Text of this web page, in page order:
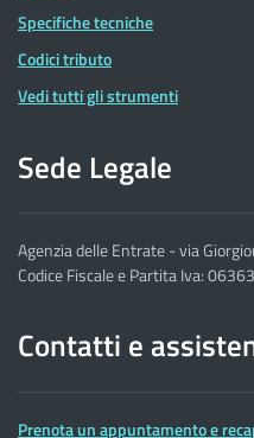
Specifiche tecniche
Codici tributo
Vedi tutti gli strumenti
Sede Legale
Agenzia delle Entrate - via
Codice Fiscale e Partita Iva:
Contatti e
Prenota un appuntamento e